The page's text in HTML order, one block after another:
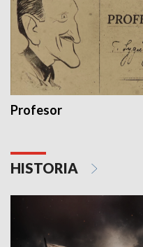
Profesor
HISTORIA